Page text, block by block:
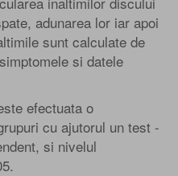
adunarea lor iar apoi
sunt calculate de
si datele
efectuata o
cu ajutorul un test -
si nivelul